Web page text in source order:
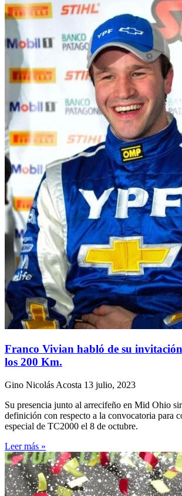
Franco Vivian habló de su
los 200 Km.
Gino Nicolás Acosta 13 julio, 2023
Su presencia junto al arrecifeño en Mid Ohio
definición con respecto a la convocatoria para
especial de TC2000 el 8 de octubre.
Leer más »